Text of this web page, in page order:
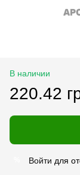
В наличии
220.42
Войти для